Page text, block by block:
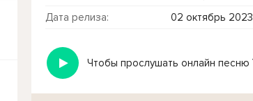
Дата релиза:
02 октябрь 2023